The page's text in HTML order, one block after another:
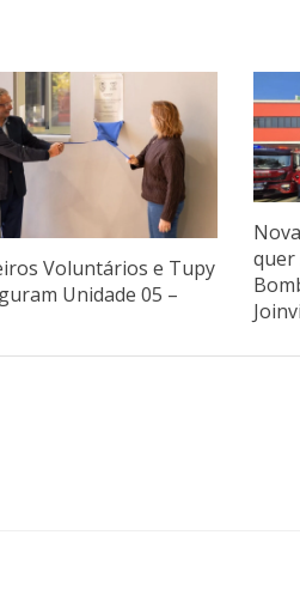
Voluntários e Tupy
Unidade 05 –
quer